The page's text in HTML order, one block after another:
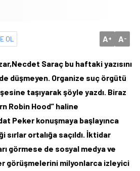
OL A+ A-
Saraç bu haftaki yazısını
düşmeyen. Organize suç örgütü
taşıyarak şöyle yazdı. Biraz
Robin Hood” haline
Peker konuşmaya başlayınca
sırlar ortalığa saçıldı. İktidar
görmese de sosyal medya ve
görüşmelerini milyonlarca izleyici